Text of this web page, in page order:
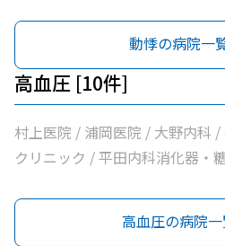
法人北斗会大洲中央病院
動悸の病院一
高血圧 [10件]
村上医院 / 浦岡医院 / 大野内科
クリニック / 平田内科消化器・
法人北斗会大洲中央病院
高血圧の病院